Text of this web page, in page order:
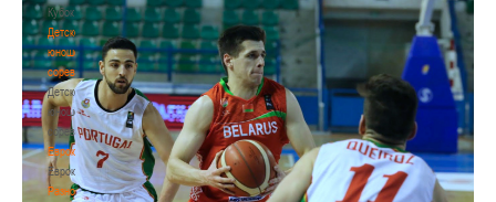
Кубок
Детско-
юношеские
соревнования
Детско-
юношеские
соревнования
Еврокубки
Еврокубки
Разное